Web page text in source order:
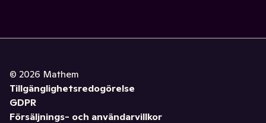
© 2026 Mathem
Tillgänglighetsredogörelse
GDPR
Försäljnings- och användarvillkor